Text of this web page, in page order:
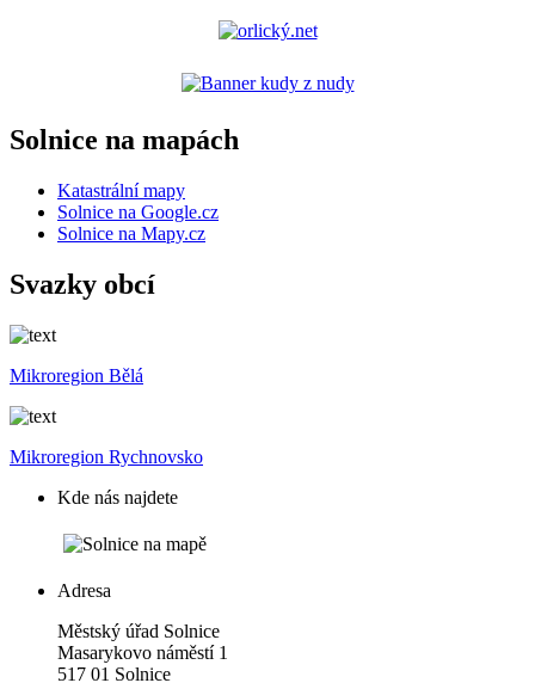
Solnice na mapách
Katastrální mapy
Solnice na Google.cz
Solnice na Mapy.cz
Svazky obcí
Mikroregion Bělá
Mikroregion Rychnovsko
Kde nás najdete
Adresa
Městský úřad Solnice
Masarykovo náměstí 1
517 01 Solnice